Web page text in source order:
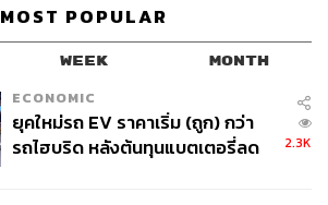
MOST POPULAR
WEEK MONTH
ECONOMIC
ยุคใหม่รถ EV ราคาเริ่ม (ถูก) กว่า
รถไฮบริด หลังต้นทุนแบตเตอรี่ลด
2.3K